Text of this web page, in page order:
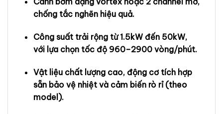
chống tắc nghẽn hiệu quả.
Công suất trải rộng từ 1.5kW đến 50kW,
với lựa chọn tốc độ 960–2900 vòng/phút.
Vật liệu chất lượng cao, động cơ tích hợp
sẵn bảo vệ nhiệt và cảm biến rò rỉ (theo
model).